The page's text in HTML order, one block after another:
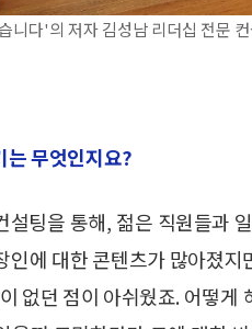
니다'의 저자 김성남 리더십 전문
는 무엇인지요?
설팅을 통해, 젊은 직원들과
인에 대한 콘텐츠가 많아졌
없던 점이 아쉬웠죠. 어떻게